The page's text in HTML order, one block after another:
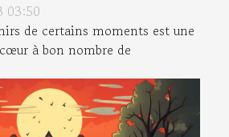
03:50
de certains moments est une
à bon nombre de